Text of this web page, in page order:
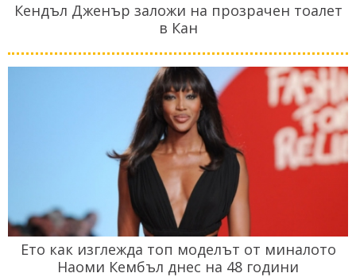
Кендъл Дженър заложи на прозрачен тоалет
в Кан
Ето как изглежда топ моделът от миналото
Наоми Кембъл днес на 48 години